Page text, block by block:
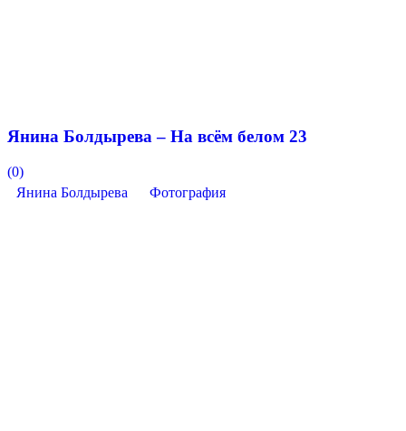
Янина Болдырева – На всём белом 23
(0)
Янина Болдырева
Фотография